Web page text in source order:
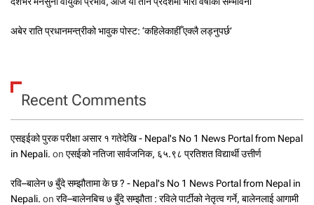
अबेर राति प्रधानमन्त्रीको भावुक पोस्ट: ‘कहिलेकाहीँ एक्लै लड्नुपर्छ’
Recent Comments
एसइईको पुरक परीक्षा असार १ गतेदेखि - Nepal's No 1 News Portal from Nepal
in Nepali. on एसईको नतिजा सार्वजनिक, ६५.९८ प्रतिशत विद्यार्थी उत्तीर्ण
रवि–बालेन ७ बुँदे सम्झौतामा के छ ? - Nepal's No 1 News Portal from Nepal in
Nepali. on रवि–बालेनबिच ७ बुँदे सम्झौता : रविले पार्टीको नेतृत्व गर्ने, बालेनलाई आगामी